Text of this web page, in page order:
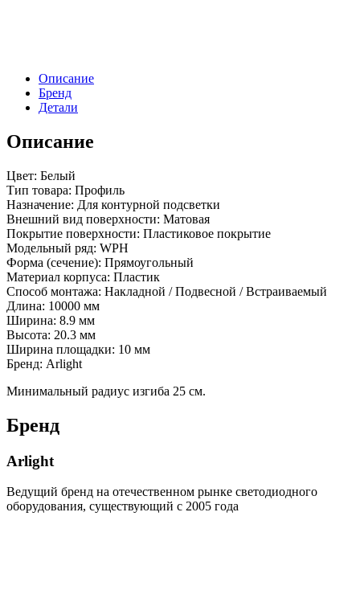
Пластик)Описание
Бренд
Детали
Описание
Цвет: Белый
Тип товара: Профиль
Назначение: Для контурной подсветки
Внешний вид поверхности: Матовая
Покрытие поверхности: Пластиковое покрытие
Модельный ряд: WPH
Форма (сечение): Прямоугольный
Материал корпуса: Пластик
Способ монтажа: Накладной / Подвесной / Встраиваемый
Длина: 10000 мм
Ширина: 8.9 мм
Высота: 20.3 мм
Ширина площадки: 10 мм
Бренд: Arlight
Минимальный радиус изгиба 25 см.
Бренд
Arlight
Ведущий бренд на отечественном рынке светодиодного
оборудования, существующий с 2005 года